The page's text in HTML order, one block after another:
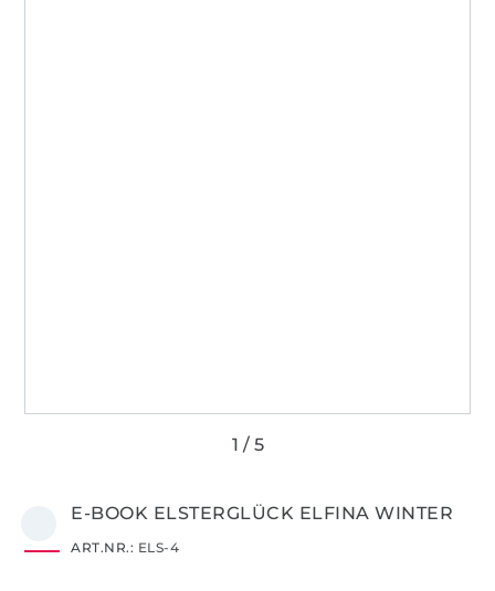
E-BOOK ELSTERGLÜCK ELFINA WINTER
ART.NR.: ELS-4